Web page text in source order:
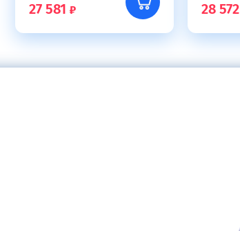
27 581 28 572